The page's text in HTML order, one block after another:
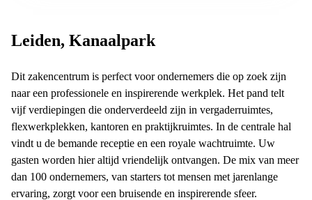
Leiden, Kanaalpark
Dit zakencentrum is perfect voor ondernemers die op zoek zijn
naar een professionele en inspirerende werkplek. Het pand telt
vijf verdiepingen die onderverdeeld zijn in vergaderruimtes,
flexwerkplekken, kantoren en praktijkruimtes. In de centrale hal
vindt u de bemande receptie en een royale wachtruimte. Uw
gasten worden hier altijd vriendelijk ontvangen. De mix van meer
dan 100 ondernemers, van starters tot mensen met jarenlange
ervaring, zorgt voor een bruisende en inspirerende sfeer.